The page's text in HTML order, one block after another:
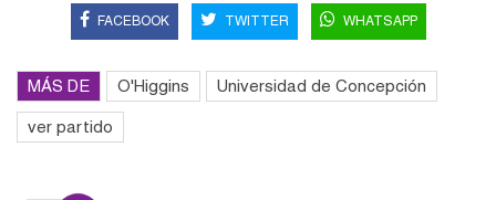
FACEBOOK TWITTER WHATSAPP
MÁS DE O'Higgins Universidad de Concepción
ver partido